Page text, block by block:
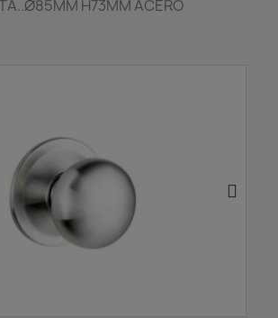
H73MM ACERO